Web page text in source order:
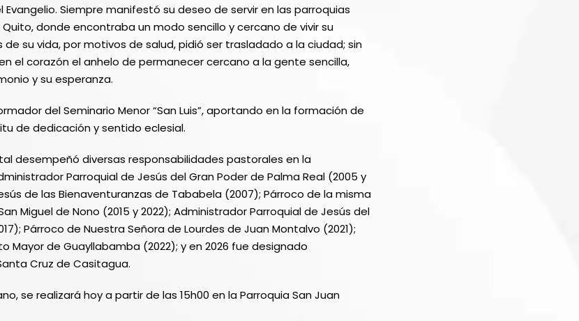
Siempre manifestó su deseo de servir en las parroquias
donde encontraba un modo sencillo y cercano de vivir su
de su vida, por motivos de salud, pidió ser trasladado a la ciudad; sin
el corazón el anhelo de permanecer cercano a la gente sencilla,
y su esperanza.
del Seminario Menor “San Luis”, aportando en la formación de
de dedicación y sentido eclesial.
desempeñó diversas responsabilidades pastorales en la
Parroquial de Jesús del Gran Poder de Palma Real (2005 y
de las Bienaventuranzas de Tababela (2007); Párroco de la misma
Miguel de Nono (2015 y 2022); Administrador Parroquial de Jesús del
Párroco de Nuestra Señora de Lourdes de Juan Montalvo (2021);
Mayor de Guayllabamba (2022); y en 2026 fue designado
Cruz de Casitagua.
se realizará hoy a partir de las 15h00 en la Parroquia San Juan